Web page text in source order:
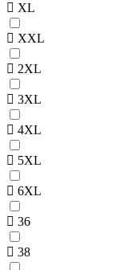
XL
XXL
2XL
3XL
4XL
5XL
6XL
36
38